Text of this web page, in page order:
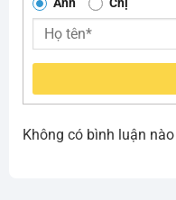
Anh Chị
Không có bình luận nào